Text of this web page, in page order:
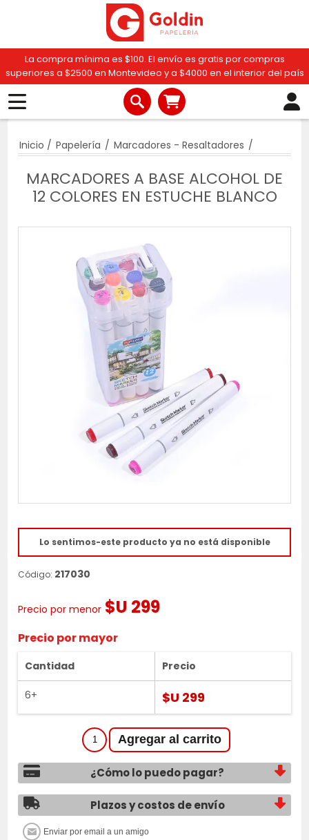
La compra mínima es $100. El envío es gratis por compras
superiores a $2500 en Montevideo y a $4000 en el interior del país
Inicio / Papelería / Marcadores - Resaltadores /
MARCADORES A BASE ALCOHOL DE
12 COLORES EN ESTUCHE BLANCO
Lo sentimos-este producto ya no está disponible
Código: 217030
Precio por menor $U 299
Precio por mayor
Cantidad
6+
Precio
$U 299
¿Cómo lo puedo pagar?
Plazos y costos de envío